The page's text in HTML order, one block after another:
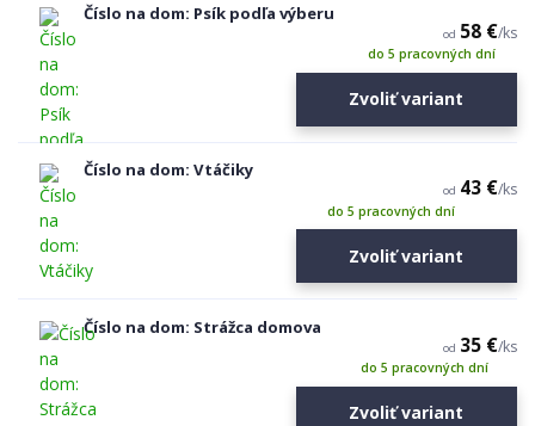
Číslo na dom: Psík podľa výberu
od 58 €/ks
do 5 pracovných dní
Zvoliť variant
Číslo na dom: Vtáčiky
od 43 €/ks
do 5 pracovných dní
Zvoliť variant
Číslo na dom: Strážca domova
od 35 €/ks
do 5 pracovných dní
Zvoliť variant